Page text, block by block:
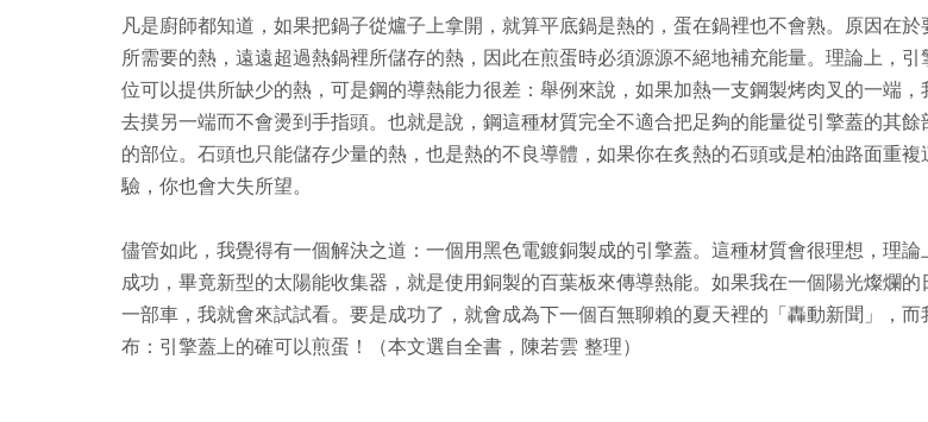
凡是廚師都知道，如果把鍋子從爐子上拿開，就算平底鍋是熱的，蛋在鍋裡也不會熟。原因在於
所需要的熱，遠遠超過熱鍋裡所儲存的熱，因此在煎蛋時必須源源不絕地補充能量。理論上，引
位可以提供所缺少的熱，可是鋼的導熱能力很差：舉例來說，如果加熱一支鋼製烤肉叉的一端，
去摸另一端而不會燙到手指頭。也就是說，鋼這種材質完全不適合把足夠的能量從引擎蓋的其餘
的部位。石頭也只能儲存少量的熱，也是熱的不良導體，如果你在炙熱的石頭或是柏油路面重複
驗，你也會大失所望。
儘管如此，我覺得有一個解決之道：一個用黑色電鍍銅製成的引擎蓋。這種材質會很理想，理論
成功，畢竟新型的太陽能收集器，就是使用銅製的百葉板來傳導熱能。如果我在一個陽光燦爛的
一部車，我就會來試試看。要是成功了，就會成為下一個百無聊賴的夏天裡的「轟動新聞」，而
布：引擎蓋上的確可以煎蛋！（本文選自全書，陳若雲 整理）